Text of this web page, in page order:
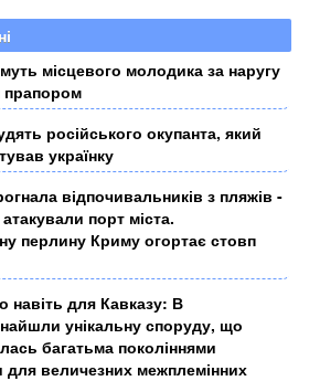
місцевого молодика за наругу
російського окупанта, який
українку
відпочивальників з пляжів -
порт міста.
перлину Криму огортає стовп
навіть для Кавказу: В
унікальну споруду, що
багатьма поколіннями
для величезних межплемінних